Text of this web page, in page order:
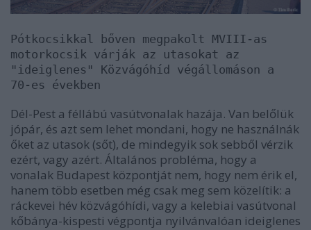
Pótkocsikkal bőven megpakolt MVIII-as
motorkocsik várják az utasokat az
"ideiglenes" Közvágóhíd végállomáson a
70-es években
Dél-Pest a féllábú vasútvonalak hazája. Van belőlük
jópár, és azt sem lehet mondani, hogy ne használnák
őket az utasok (sőt), de mindegyik sok sebből vérzik
ezért, vagy azért. Általános probléma, hogy a
vonalak Budapest központját nem, hogy nem érik el,
hanem több esetben még csak meg sem közelítik: a
ráckevei hév közvágóhídi, vagy a kelebiai vasútvonal
kőbánya-kispesti végpontja nyilvánvalóan ideiglenes